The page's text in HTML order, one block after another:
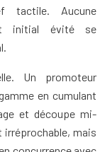
tactile. Aucune
initial évité se
Un promoteur
en cumulant
et découpe mi-
mais